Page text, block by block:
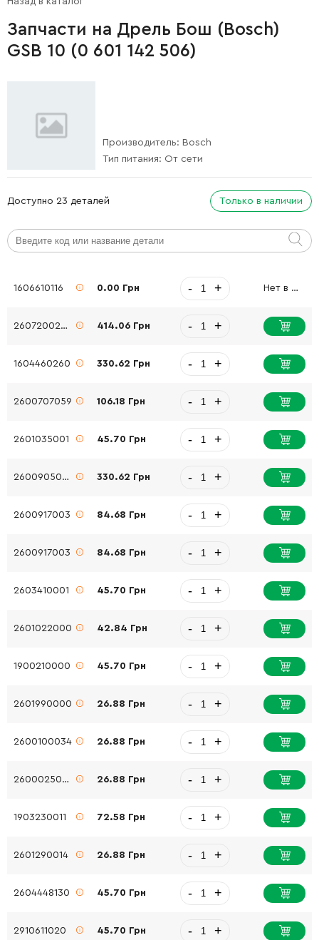
Запчасти на Дрель Бош (Bosch)
GSB 10 (0 601 142 506)
Производитель: Bosch
Тип питания: От сети
Доступно 23 деталей Только в наличии
1606610116 0.00 Грн - + Нет в наличии
2607200260 414.06 Грн - +
1604460260 330.62 Грн - +
2600707059 106.18 Грн - +
2601035001 45.70 Грн - +
2600905046 330.62 Грн - +
2600917003 84.68 Грн - +
2600917003 84.68 Грн - +
2603410001 45.70 Грн - +
2601022000 42.84 Грн - +
1900210000 45.70 Грн - +
2601990000 26.88 Грн - +
2600100034 26.88 Грн - +
2600025005 26.88 Грн - +
1903230011 72.58 Грн - +
2601290014 26.88 Грн - +
2604448130 45.70 Грн - +
2910611020 45.70 Грн - +